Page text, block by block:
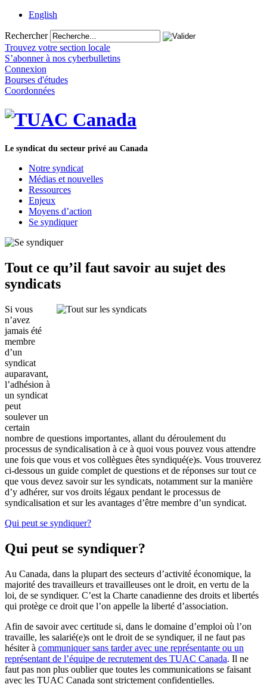
English
Rechercher
Trouvez votre section locale
S’abonner à nos cyberbulletins
Connexion
Bourses d'études
Coordonnées
Le syndicat du secteur privé au Canada
Notre syndicat
Médias et nouvelles
Ressources
Enjeux
Moyens d’action
Se syndiquer
Tout ce qu’il faut savoir au sujet des
syndicats
Si vous
n’avez
jamais été
membre
d’un
syndicat
auparavant,
l’adhésion à
un syndicat
peut
soulever un
certain
nombre de questions importantes, allant du déroulement du
processus de syndicalisation à ce à quoi vous pouvez vous attendre
une fois que vous et vos collègues êtes syndiqué(e)s. Vous trouverez
ci-dessous un guide complet de questions et de réponses sur tout ce
que vous devez savoir sur les syndicats, notamment sur la manière
d’y adhérer, sur vos droits légaux pendant le processus de
syndicalisation et sur les avantages d’être membre d’un syndicat.
Qui peut se syndiquer?
Qui peut se syndiquer?
Au Canada, dans la plupart des secteurs d’activité économique, la
majorité des travailleurs et travailleuses ont le droit, en vertu de la
loi, de se syndiquer. C’est la Charte canadienne des droits et libertés
qui protège ce droit que l’on appelle la liberté d’association.
Afin de savoir avec certitude si, dans le domaine d’emploi où l’on
travaille, les salarié(e)s ont le droit de se syndiquer, il ne faut pas
hésiter à communiquer sans tarder avec une représentante ou un
représentant de l’équipe de recrutement des TUAC Canada. Il ne
faut pas non plus oublier que toutes les communications se faisant
avec les TUAC Canada sont strictement confidentielles.